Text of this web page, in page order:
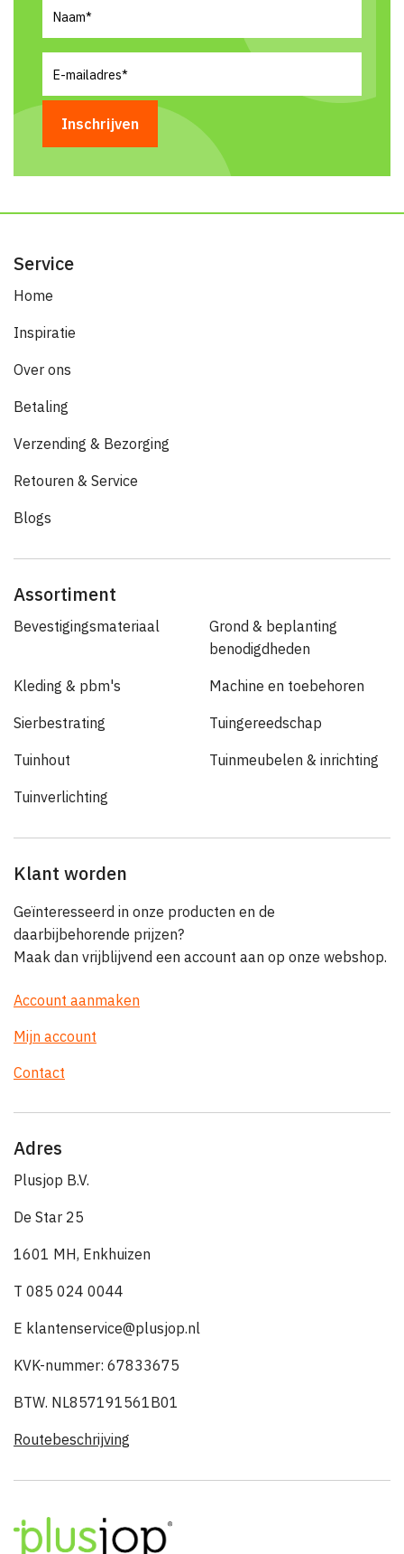
mailadres(Vereist)
Service
Home
Inspiratie
Over ons
Betaling
Verzending & Bezorging
Retouren & Service
Blogs
Assortiment
Bevestigingsmateriaal
Grond & beplanting
benodigdheden
Kleding & pbm's Machine en toebehoren
Sierbestrating Tuingereedschap
Tuinhout Tuinmeubelen & inrichting
Tuinverlichting
Klant worden
Geïnteresseerd in onze producten en de
daarbijbehorende prijzen?
Maak dan vrijblijvend een account aan op onze webshop.
Account aanmaken
Mijn account
Contact
Adres
Plusjop B.V.
De Star 25
1601 MH, Enkhuizen
T 085 024 0044
E klantenservice@plusjop.nl
KVK-nummer: 67833675
BTW. NL857191561B01
Routebeschrijving